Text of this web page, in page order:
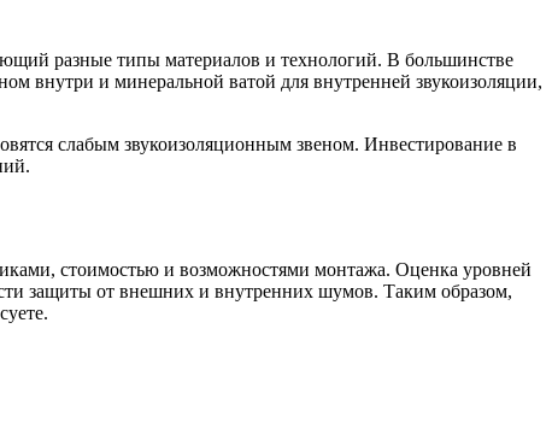
разные типы материалов и технологий. В большинстве
внутри и минеральной ватой для внутренней звукоизоляции,
слабым звукоизоляционным звеном. Инвестирование в
стоимостью и возможностями монтажа. Оценка уровней
защиты от внешних и внутренних шумов. Таким образом,